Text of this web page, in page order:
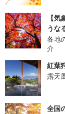
【
うな
各地
介
紅葉
露天
全国